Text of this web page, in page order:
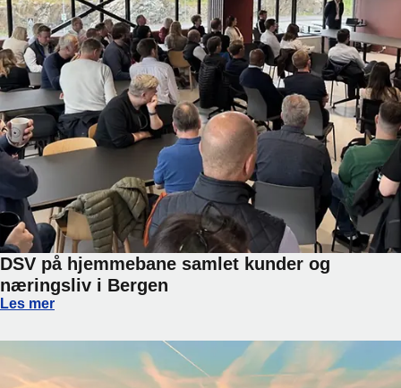
DSV på hjemmebane samlet kunder og
næringsliv i Bergen
DSV på hjemmebane samlet kunder og næringsliv i Bergen
Les mer